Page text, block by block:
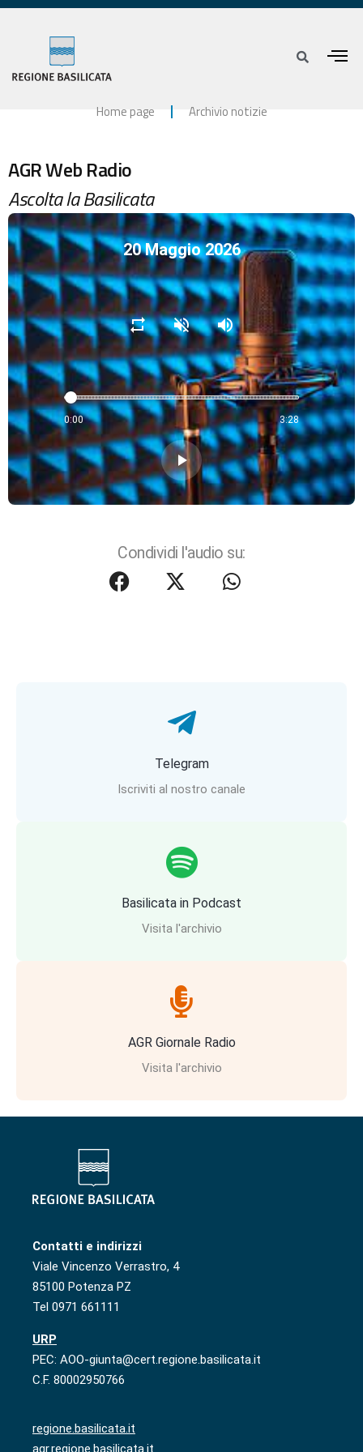
Home page Archivio notizie
AGR Web Radio
Ascolta la Basilicata
20 Maggio 2026
repeat volume_off volume_up
0:00 3:28
play_arrow
Condividi l'audio su:
Telegram
Iscriviti al nostro canale
Basilicata in Podcast
Visita l'archivio
AGR Giornale Radio
Visita l'archivio
Contatti e indirizzi
Viale Vincenzo Verrastro, 4
85100 Potenza PZ
Tel 0971 661111
URP
PEC: AOO-giunta@cert.regione.basilicata.it
C.F. 80002950766
regione.basilicata.it
agr.regione.basilicata.it